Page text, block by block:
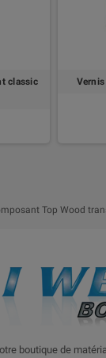
classic
Top Wood
boutique de